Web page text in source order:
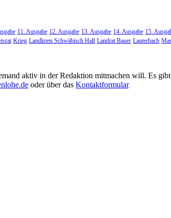
11. Ausgabe 12. Ausgabe 13. Ausgabe 14. Ausgabe 15.
Krieg Landkreis Schwäbisch Hall Landrat Bauer Lauterbach
aktiv in der Redaktion mitmachen will. Es
oder über das Kontaktformular.